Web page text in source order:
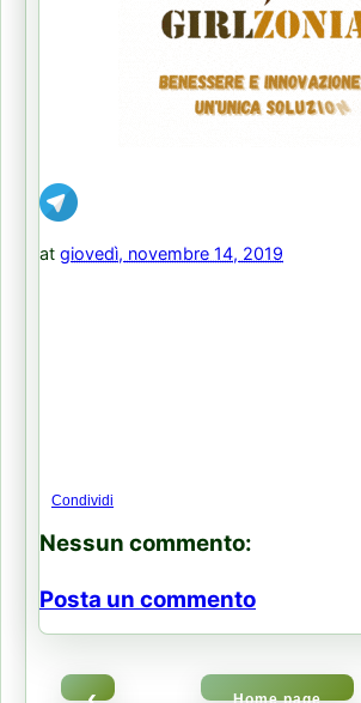
at giovedì, novembre 14, 2019
Condividi
Nessun commento:
Posta un commento
Home page